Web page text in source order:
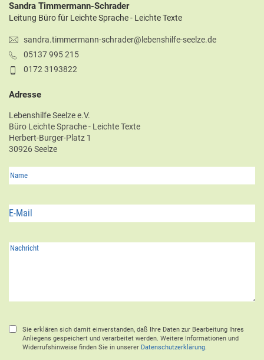
Sandra Timmermann-Schrader
Leitung Büro für Leichte Sprache - Leichte Texte
sandra.timmermann-schrader@lebenshilfe-seelze.de
05137 995 215
0172 3193822
Adresse
Lebenshilfe Seelze e.V.
Büro Leichte Sprache - Leichte Texte
Herbert-Burger-Platz 1
30926 Seelze
Sie erklären sich damit einverstanden, daß Ihre Daten zur Bearbeitung Ihres
Anliegens gespeichert und verarbeitet werden. Weitere Informationen und
Widerrufshinweise finden Sie in unserer Datenschutzerklärung.